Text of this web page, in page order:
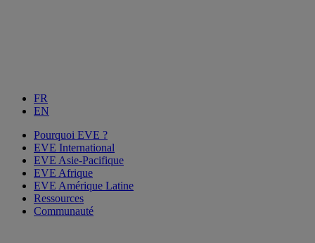
FR
EN
Pourquoi EVE ?
EVE International
EVE Asie-Pacifique
EVE Afrique
EVE Amérique Latine
Ressources
Communauté